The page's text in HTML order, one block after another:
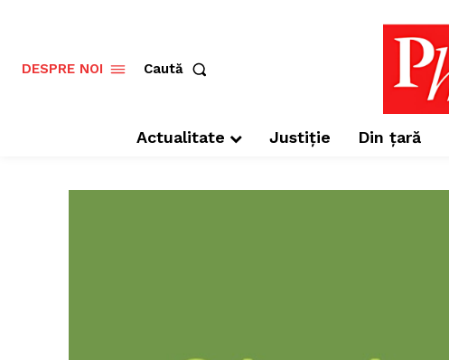
DESPRE NOI Caută
Actualitate Justiție Din țară